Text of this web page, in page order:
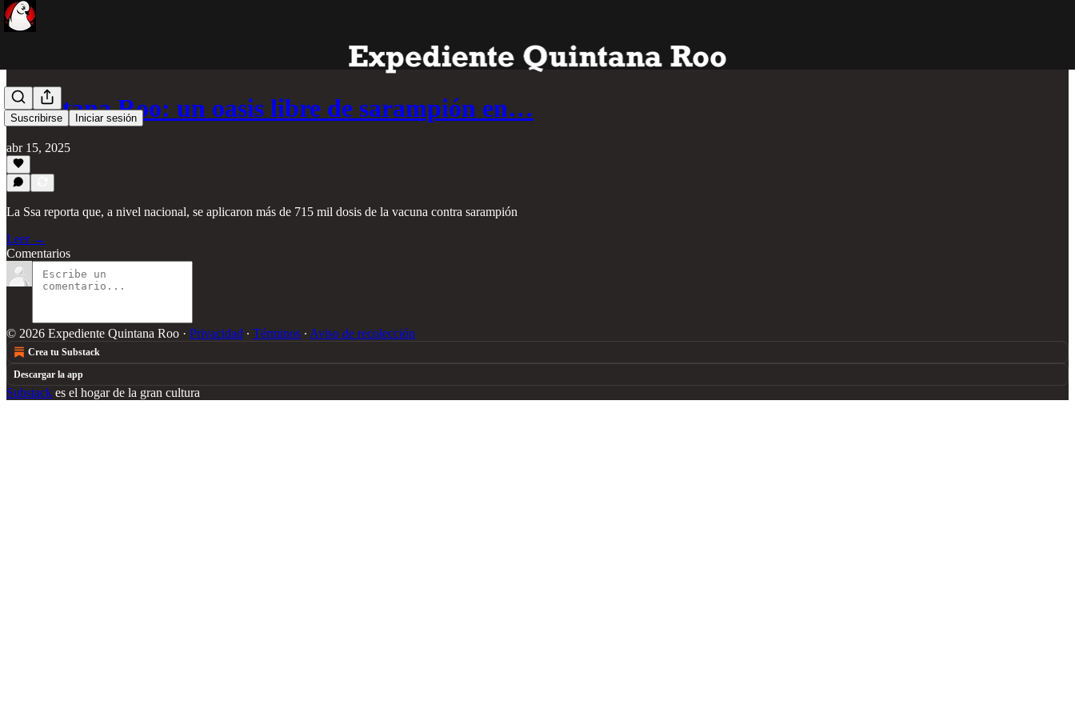
Suscribirse Iniciar sesión
Quintana Roo: un oasis libre de sarampión en…
abr 15, 2025
La Ssa reporta que, a nivel nacional, se aplicaron más de 715 mil dosis de la vacuna contra sarampión
Leer →
Comentarios
© 2026 Expediente Quintana Roo · Privacidad ∙ Términos ∙ Aviso de recolección
Crea tu Substack
Descargar la app
Substack es el hogar de la gran cultura